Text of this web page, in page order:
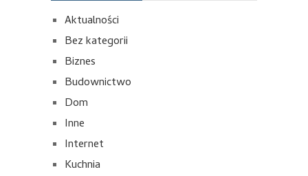
Aktualności
Bez kategorii
Biznes
Budownictwo
Dom
Inne
Internet
Kuchnia